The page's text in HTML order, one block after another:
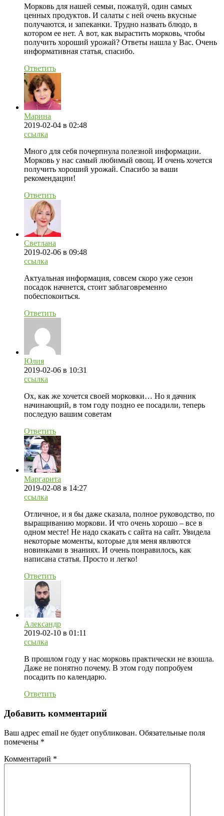
Морковь для нашей семьи, пожалуй, один самых
ценных продуктов. И салаты с ней очень вкусные
получаются, и запеканки. Трудно назвать блюдо, в
котором ее нет. А вот, как вырастить морковь, чтобы
получить хороший урожай? Ответы нашла у Вас. Очень
информативная статья, спасибо.
Ответить
Марина
2019-02-04 в 02:48
ссылка
Много для себя почерпнула полезной информации.
Морковь у нас самый любимый овощ. И очень хочется
получить хороший урожай. Спасибо за ваши
рекомендации!
Ответить
Светлана
2019-02-06 в 09:48
ссылка
Актуальная информация, совсем скоро уже сезон
посадок начнется, стоит заблаговременно
побеспокоиться.
Ответить
Юлия
2019-02-06 в 10:31
ссылка
Ох, как же хочется своей морковки… Но я дачник
начинающий, в том году поздно ее посадили, теперь
последую вашим советам
Ответить
Маргарита
2019-02-08 в 14:27
ссылка
Отличное, и я бы даже сказала, полное руководство, по
выращиванию моркови. И что очень хорошо – все в
одном месте! Не надо скакать с сайта на сайт. Увидела
некоторые моменты, которые для меня являются
новинками в знаниях. И очень понравилось, как
написана статья. Просто и легко!
Ответить
Александр
2019-02-10 в 01:11
ссылка
В прошлом году у нас морковь практически не взошла.
Даже не понятно почему. В этом году попробуем
посадить по календарю.
Ответить
Добавить комментарий
Ваш адрес email не будет опубликован. Обязательные поля
помечены *
Комментарий *